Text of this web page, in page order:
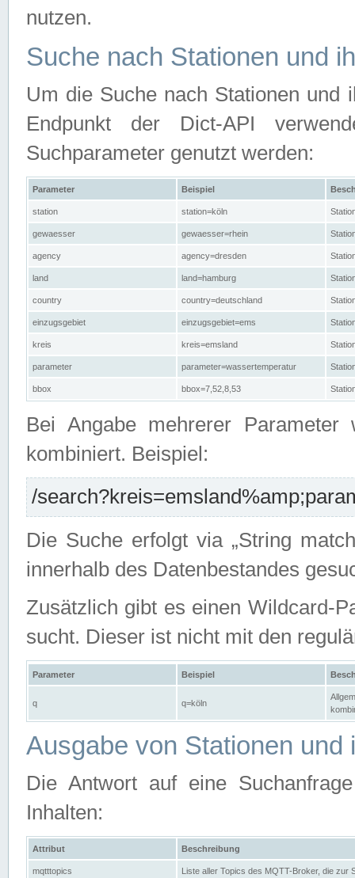
nutzen.
Suche nach Stationen und
Um die Suche nach Stationen und
Endpunkt der Dict-API
Suchparameter genutzt werden:
Parameter Beispiel
station station=köln
gewaesser gewaesser=rhein
agency agency=dresden
land land=hamburg
country country=deutschland
einzugsgebiet einzugsgebiet=ems
kreis kreis=emsland
parameter parameter=wassertemperatur
bbox bbox=7,52,8,53
Bei Angabe mehrerer Parameter
kombiniert. Beispiel:
/
Die Suche erfolgt via „String
innerhalb des Datenbestandes
Zusätzlich gibt es einen Wildcard-
sucht. Dieser ist nicht mit den
Parameter Beispiel
q q=köln
Ausgabe von Stationen und
Die Antwort auf eine
Inhalten:
Attribut Beschreibung
mqtttopics Liste aller Topics des MQTT-Broker, die zur